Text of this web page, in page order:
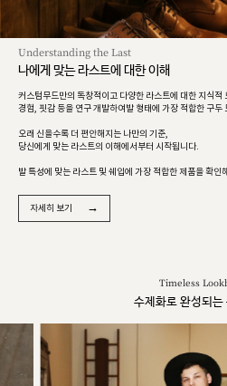
Understanding the Last
나에게 맞는 라스트에 대한 이해
커스텀무드만의 독창적이고 다양한 라스트에 대한 지식적
경험, 핏감 등을 연구 개발하여발 형태에 가장 적합한 구두
오래 신을수록 더 편안해지는 나만의 기준,
당신에게 맞는 라스트의 이해에서부터 시작됩니다.
발 특성에 맞는 라스트 및 쉐입에 가장 적합한 제품을 확인
자세히 보기 →
Timeless
수제화로 완성되는